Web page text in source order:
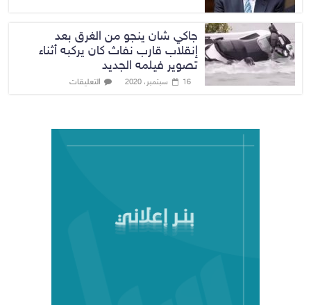
جاكي شان ينجو من الغرق بعد
إنقلاب قارب نفاث كان يركبه أثناء
تصوير فيلمه الجديد
16 سبتمبر، 2020 التعليقات